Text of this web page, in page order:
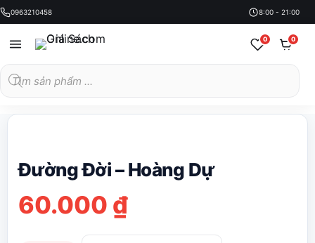
0963210458 8:00 - 21:00
kiếm
sản
0 0
Đường Đời – Hoàng Dự
60.000 ₫